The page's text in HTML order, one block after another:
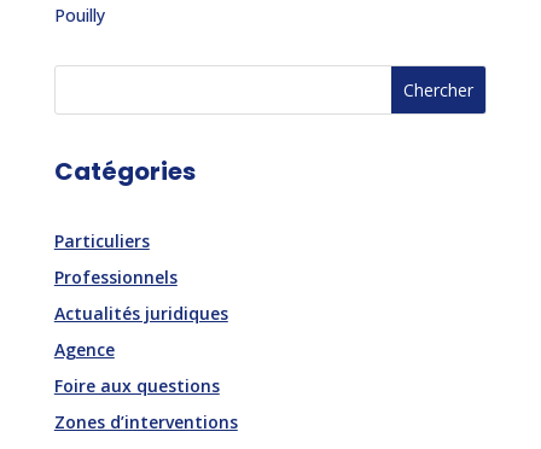
Pouilly
Catégories
Particuliers
Professionnels
Actualités juridiques
Agence
Foire aux questions
Zones d’interventions